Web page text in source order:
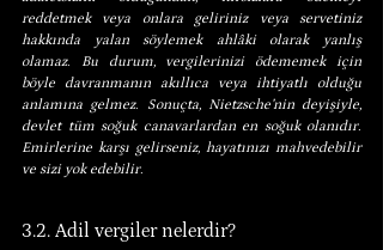
reddetmek veya onlara geliriniz veya servetiniz
hakkında yalan söylemek ahlâki olarak yanlış
olamaz. Bu durum, vergilerinizi ödememek için
böyle davranmanın akıllıca veya ihtiyatlı olduğu
anlamına gelmez. Sonuçta, Nietzsche’nin deyişiyle,
devlet tüm soğuk canavarlardan en soğuk olanıdır.
Emirlerine karşı gelirseniz, hayatınızı mahvedebilir
ve sizi yok edebilir.
3.2. Adil vergiler nelerdir?